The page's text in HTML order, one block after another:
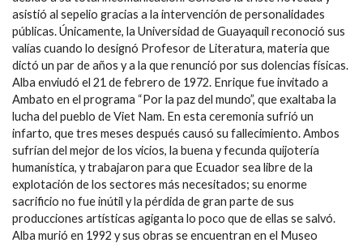
asistió al sepelio gracias a la intervención de personalidades
públicas. Únicamente, la Universidad de Guayaquil reconoció sus
valías cuando lo designó Profesor de Literatura, materia que
dictó un par de años y a la que renunció por sus dolencias físicas.
Alba enviudó el 21 de febrero de 1972. Enrique fue invitado a
Ambato en el programa “Por la paz del mundo”, que exaltaba la
lucha del pueblo de Viet Nam. En esta ceremonia sufrió un
infarto, que tres meses después causó su fallecimiento. Ambos
sufrían del mejor de los vicios, la buena y fecunda quijotería
humanística, y trabajaron para que Ecuador sea libre de la
explotación de los sectores más necesitados; su enorme
sacrificio no fue inútil y la pérdida de gran parte de sus
producciones artísticas agiganta lo poco que de ellas se salvó.
Alba murió en 1992 y sus obras se encuentran en el Museo